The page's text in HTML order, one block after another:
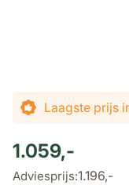
De prijs isLaagste prijs
1.059,-
Adviesprijs:1.196,-